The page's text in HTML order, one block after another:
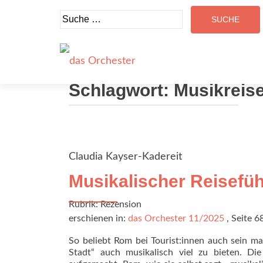
Suche
nach:
Schlagwort:
Claudia Kayser-Kadereit
Musikalischer
Rubrik: Rezension
erschienen in: das Orchester 11/2025 , Seite
So beliebt Rom bei Tourist:innen auch sein
Stadt“ auch musikalisch viel zu bieten.